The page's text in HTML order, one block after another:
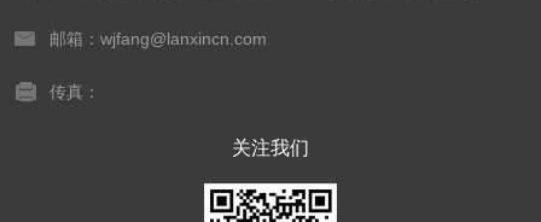
邮箱：wjfang@lanxincn.com
传真：
关注我们